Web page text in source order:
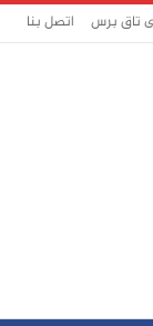
تاق برس اتصل بنا